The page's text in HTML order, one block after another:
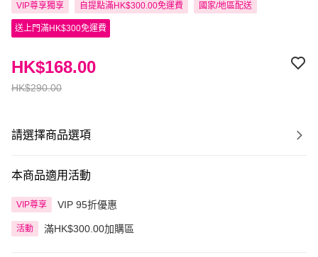
VIP尊享獨享 自提點滿HK$300.00免運費 國家/地區配送
送上門滿HK$300免運費
HK$290.00
HK$168.00
請選擇商品選項
本商品適用活動
VIP尊享 VIP 95折優惠
活動 滿HK$300.00加購區